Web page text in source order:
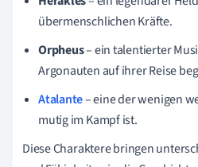
übermenschlichen Kräfte.
Orpheus– ein talentierter
Argonauten auf ihrer Reise
Atalante– eine der wenigen
mutig im Kampf ist.
Diese Charaktere bringen